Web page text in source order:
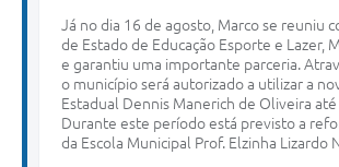
Já no dia 16 de agosto, Marco se reuniu
de Estado de Educação Esporte e Lazer,
e garantiu uma importante parceria.
o município será autorizado a utilizar a
Estadual Dennis Manerich de Oliveira
Durante este período está previsto a
da Escola Municipal Prof. Elzinha Lizardo